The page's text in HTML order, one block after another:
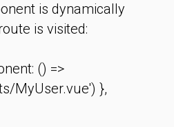
is dynamically
is visited:
() =>
MyUser.vue') },